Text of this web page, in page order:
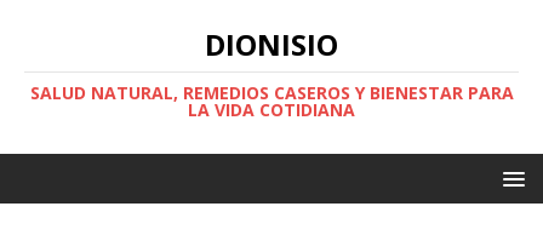
DIONISIO
SALUD NATURAL, REMEDIOS CASEROS Y BIENESTAR PARA
LA VIDA COTIDIANA